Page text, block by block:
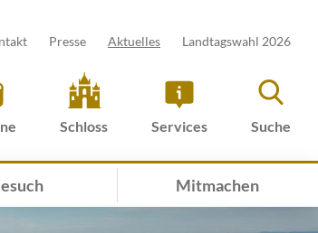
Presse Aktuelles Landtagswahl 2026
Schloss Services Suche
Mitmachen